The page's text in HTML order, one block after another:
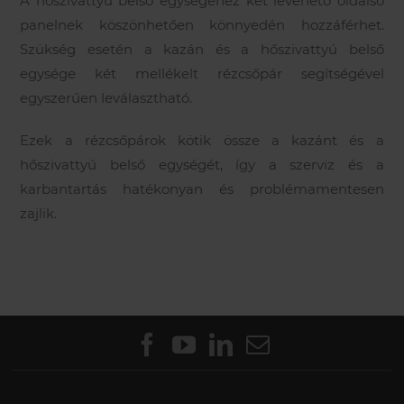
panelnek köszönhetően könnyedén hozzáférhet.
Szükség esetén a kazán és a hőszivattyú belső
egysége két mellékelt rézcsőpár segítségével
egyszerűen leválasztható.
Ezek a rézcsőpárok kötik össze a kazánt és a
hőszivattyú belső egységét, így a szerviz és a
karbantartás hatékonyan és problémamentesen
zajlik.